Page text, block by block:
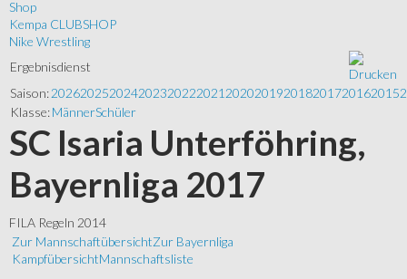
Shop
Kempa CLUBSHOP
Nike Wrestling
Ergebnisdienst
Saison:202620252024202320222021 202020192018201720162015
Klasse:MännerSchüler
SC Isaria Unterföhring,
Bayernliga 2017
FILA Regeln 2014
Zur MannschaftübersichtZur Bayernliga
KampfübersichtMannschaftsliste